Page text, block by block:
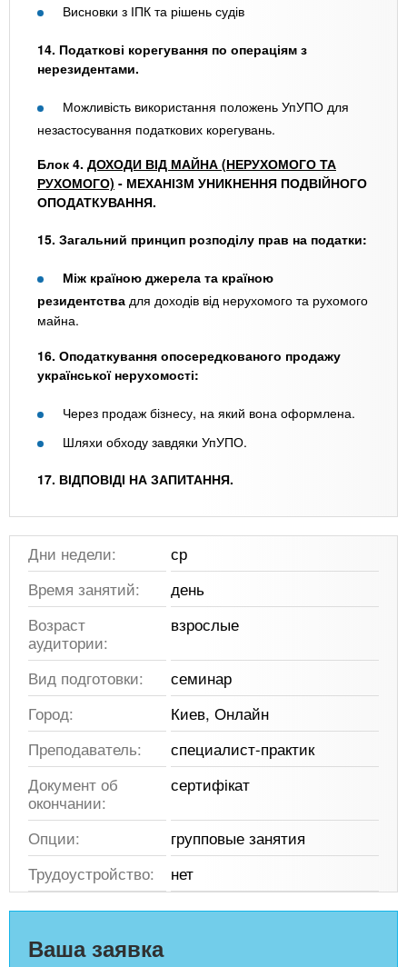
Висновки з ІПК та рішень судів
14. Податкові корегування по операціям з
нерезидентами.
Можливість використання положень УпУПО для
незастосування податкових корегувань.
Блок 4. ДОХОДИ ВІД МАЙНА (НЕРУХОМОГО ТА
РУХОМОГО) - МЕХАНІЗМ УНИКНЕННЯ ПОДВІЙНОГО
ОПОДАТКУВАННЯ.
15. Загальний принцип розподілу прав на податки:
Між країною джерела та країною
резидентства для доходів від нерухомого та рухомого
майна.
16. Оподаткування опосередкованого продажу
української нерухомості:
Через продаж бізнесу, на який вона оформлена.
Шляхи обходу завдяки УпУПО.
17. ВІДПОВІДІ НА ЗАПИТАННЯ.
Дни недели:
ср
Время занятий:
день
Возраст
аудитории:
взрослые
Вид подготовки:
семинар
Город:
Киев, Онлайн
Преподаватель:
специалист-практик
Документ об
окончании:
сертифікат
Опции:
групповые занятия
Трудоустройство:
нет
Ваша заявка